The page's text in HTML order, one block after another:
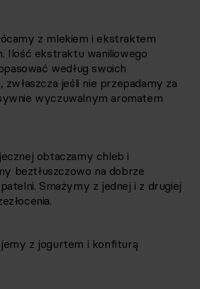
z mlekiem i ekstraktem
Ilość ekstraktu waniliowego
według swoich
zwłaszcza jeśli nie przepadamy za
wyczuwalnym aromatem
obtaczamy chleb i
beztłuszczowo na dobrze
Smażymy z jednej i z drugiej
z jogurtem i konfiturą